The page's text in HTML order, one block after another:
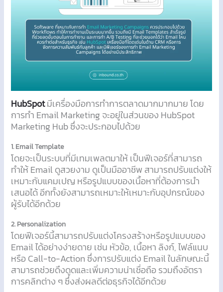
HubSpotมีเครื่องมือการทำการตลาดมากมากมาย โดย
การทำ Email Marketing จะอยู่ในส่วนของ HubSpot
Marketing Hub ซึ่งจะประกอบไปด้วย
1. Email Template
โดยจะเป็นระบบที่มีเทมเพลตมาให้ เป็นฟีเจอร์ที่สามารถ
ทำให้ Email ดูสวยงาม ดูเป็นมืออาชีพ สามารถปรับแต่งให้
เหมาะกับแคมเปญ หรือรูปแบบของเนื้อหาที่ต้องการนำ
เสนอได้ อีกทั้งยังสามารถเหมาะให้เหมาะกับอุปกรณ์ของ
ผู้รับได้อีกด้วย
2. Personalization
โดยฟีเจอร์นี้สามารถปรับแต่งโครงสร้างหรือรูปแบบของ
Email ได้อย่างง่ายดาย เช่น หัวข้อ, เนื้อหา ลิงก์, ไฟล์แนบ
หรือ Call-to-Action ซึ่งการปรับแต่ง Email ในลักษณะนี้
สามารถช่วยดึงดูดและเพิ่มความน่าเชื่อถือ รวมถึงอัตรา
การคลิกต่าง ๆ ซึ่งส่งผลดีต่อธุรกิจได้อีกด้วย